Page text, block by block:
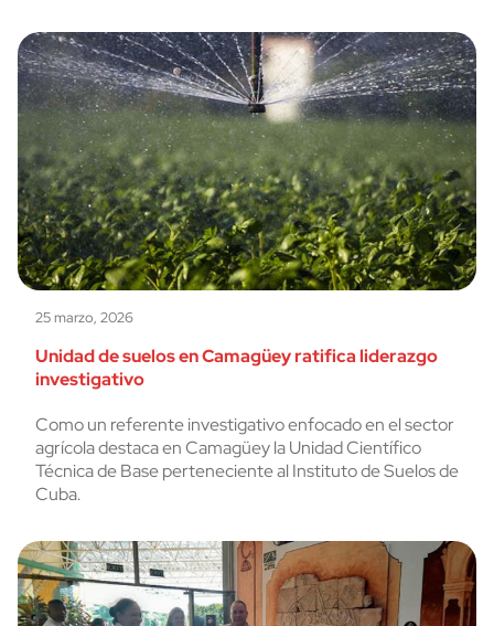
25 marzo, 2026
Unidad de suelos en Camagüey ratifica liderazgo
investigativo
Como un referente investigativo enfocado en el sector
agrícola destaca en Camagüey la Unidad Científico
Técnica de Base perteneciente al Instituto de Suelos de
Cuba.